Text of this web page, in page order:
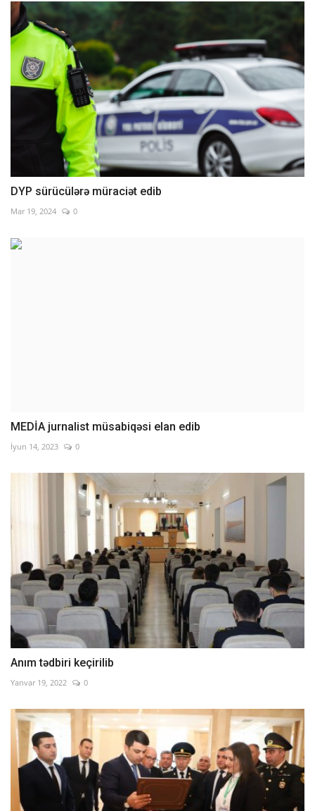
DYP sürücülərə müraciət edib
Mar 19, 2024 0
MEDİA jurnalist müsabiqəsi elan edib
İyun 14, 2023 0
Anım tədbiri keçirilib
Yanvar 19, 2022 0